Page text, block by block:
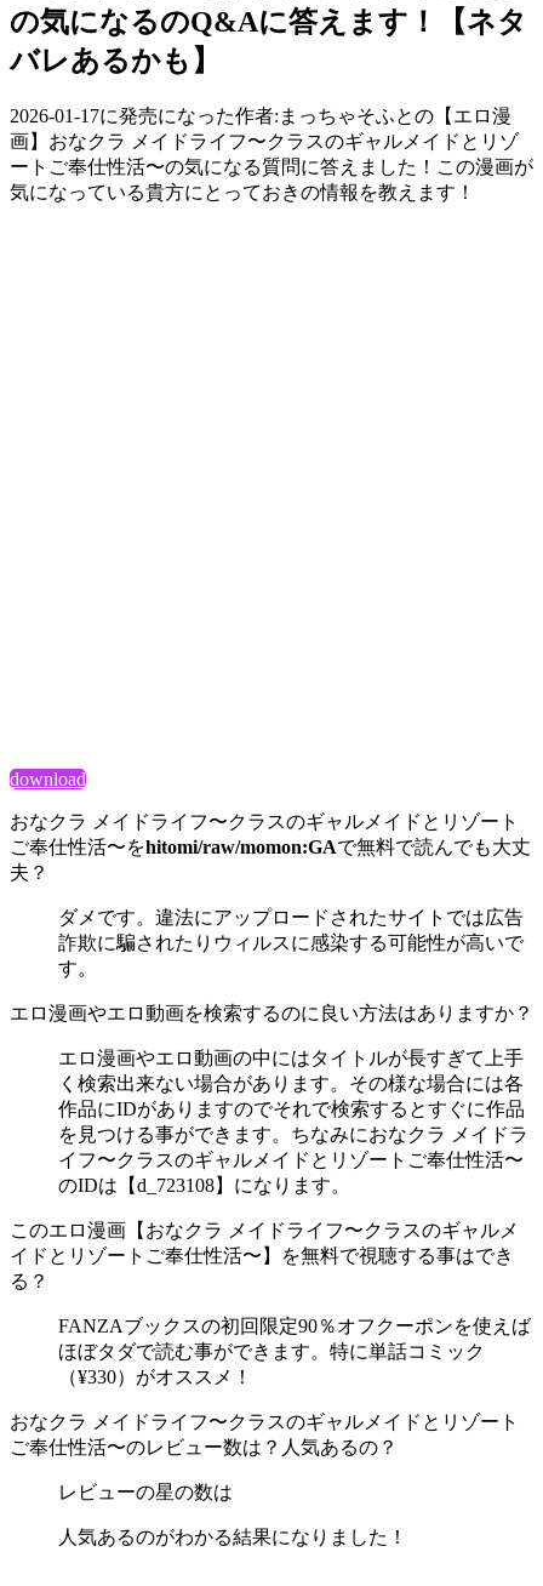
の気になるのQ&Aに答えます！【ネタ
バレあるかも】
2026-01-17に発売になった作者:まっちゃそふとの【エロ漫
画】おなクラ メイドライフ〜クラスのギャルメイドとリゾ
ートご奉仕性活〜の気になる質問に答えました！この漫画が
気になっている貴方にとっておきの情報を教えます！
download
おなクラ メイドライフ〜クラスのギャルメイドとリゾート
ご奉仕性活〜をhitomi/raw/momon:GAで無料で読んでも大丈
夫？
ダメです。違法にアップロードされたサイトでは広告
詐欺に騙されたりウィルスに感染する可能性が高いで
す。
エロ漫画やエロ動画を検索するのに良い方法はありますか？
エロ漫画やエロ動画の中にはタイトルが長すぎて上手
く検索出来ない場合があります。その様な場合には各
作品にIDがありますのでそれで検索するとすぐに作品
を見つける事ができます。ちなみにおなクラ メイドラ
イフ〜クラスのギャルメイドとリゾートご奉仕性活〜
のIDは【d_723108】になります。
このエロ漫画【おなクラ メイドライフ〜クラスのギャルメ
イドとリゾートご奉仕性活〜】を無料で視聴する事はでき
る？
FANZAブックスの初回限定90％オフクーポンを使えば
ほぼタダで読む事ができます。特に単話コミック
（¥330）がオススメ！
おなクラ メイドライフ〜クラスのギャルメイドとリゾート
ご奉仕性活〜のレビュー数は？人気あるの？
レビューの星の数は
人気あるのがわかる結果になりました！